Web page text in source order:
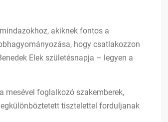
akiknek fontos a
hogy csatlakozzon
Elek születésnapja – legyen a
mesével foglalkozó szakemberek,
tisztelettel forduljanak